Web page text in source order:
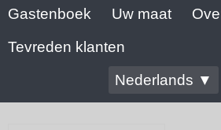
Gastenboek
Uw maat
Tevreden klanten
Nederlands ▼